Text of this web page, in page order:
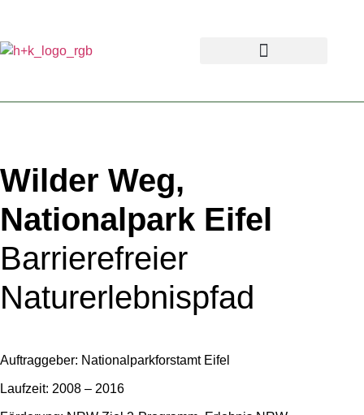
Wilder Weg,
Nationalpark Eifel
Barrierefreier
Naturerlebnispfad
Auftraggeber: Nationalparkforstamt Eifel
Laufzeit: 2008 – 2016